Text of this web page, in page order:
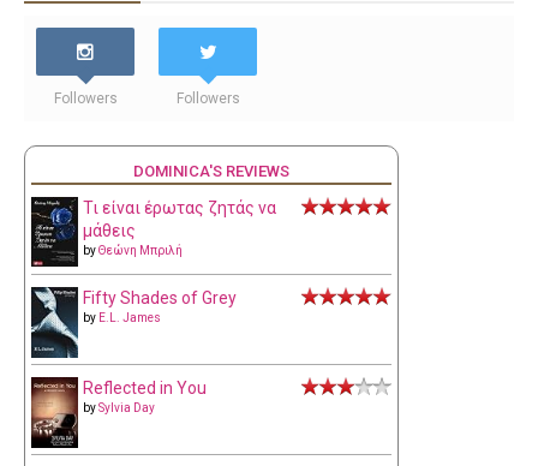
Followers Followers
DOMINICA'S REVIEWS
Τι είναι έρωτας ζητάς να
μάθεις
byΘεώνη Μπριλή
Fifty Shades of Grey
by E.L. James
Reflected in You
bySylvia Day